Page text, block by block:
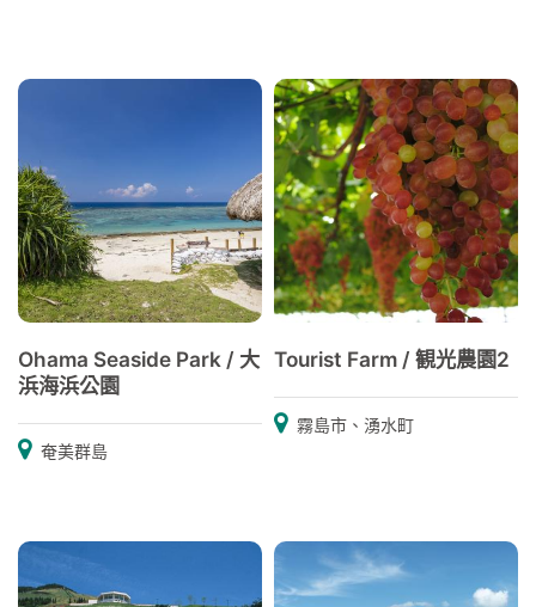
Ohama Seaside Park / 大
浜海浜公園
奄美群島
Tourist Farm / 観光農園2
霧島市、湧水町